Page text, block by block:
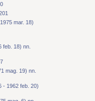
mar. 18)
feb. 18) nn.
mag. 19) nn.
- 1962 feb. 20)